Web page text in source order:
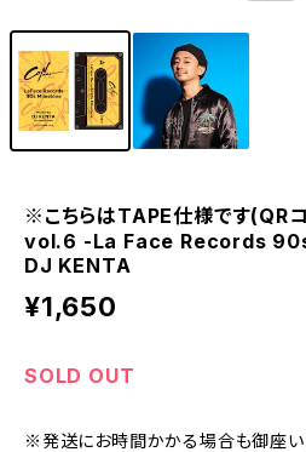
※こちらはTAPE仕様です(QR
vol.6 -La Face Records
DJ KENTA
¥1,650
SOLD OUT
※発送にお時間かかる場合も御座い